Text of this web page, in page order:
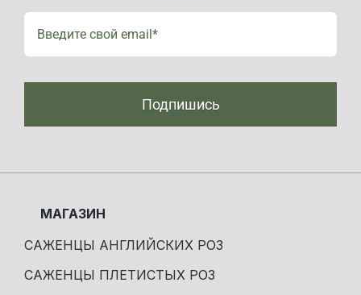
Подпишись
МАГАЗИН
САЖЕНЦЫ АНГЛИЙСКИХ РОЗ
САЖЕНЦЫ ПЛЕТИСТЫХ РОЗ